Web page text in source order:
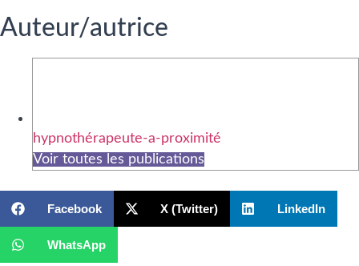
Auteur/autrice
hypnothérapeute-a-proximité
Voir toutes les publications
Facebook X (Twitter) LinkedIn
WhatsApp